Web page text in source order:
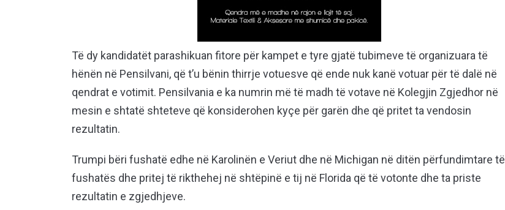
Të dy kandidatët parashikuan fitore për kampet e tyre gjatë tubimeve të organizuara të
hënën në Pensilvani, që t’u bënin thirrje votuesve që ende nuk kanë votuar për të dalë në
qendrat e votimit. Pensilvania e ka numrin më të madh të votave në Kolegjin Zgjedhor në
mesin e shtatë shteteve që konsiderohen kyçe për garën dhe që pritet ta vendosin
rezultatin.
Trumpi bëri fushatë edhe në Karolinën e Veriut dhe në Michigan në ditën përfundimtare të
fushatës dhe pritej të rikthehej në shtëpinë e tij në Florida që të votonte dhe ta priste
rezultatin e zgjedhjeve.